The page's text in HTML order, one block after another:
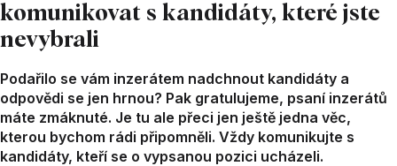
komunikovat s kandidáty, které jste
nevybrali
Podařilo se vám inzerátem nadchnout kandidáty a
odpovědi se jen hrnou? Pak gratulujeme, psaní inzerátů
máte zmáknuté. Je tu ale přeci jen ještě jedna věc,
kterou bychom rádi připomněli. Vždy komunikujte s
kandidáty, kteří se o vypsanou pozici ucházeli.